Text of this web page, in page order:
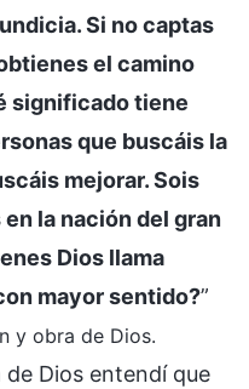
Si no captas
el camino
significado tiene
que buscáis la
mejorar. Sois
la nación del gran
Dios llama
mayor sentido?”
y obra de Dios.
de Dios entendí que